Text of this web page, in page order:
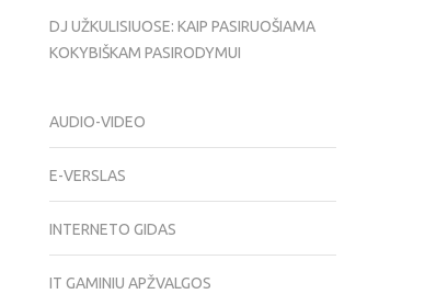
DJ UŽKULISIUOSE: KAIP PASIRUOŠIAMA
KOKYBIŠKAM PASIRODYMUI
AUDIO-VIDEO
E-VERSLAS
INTERNETO GIDAS
IT GAMINIU APŽVALGOS